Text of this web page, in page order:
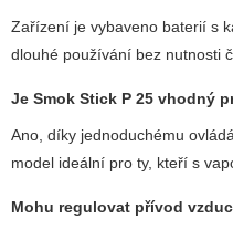
Zařízení je vybaveno baterií s
dlouhé používání bez nutnosti
Je Smok Stick P 25 vhodný
Ano, díky jednoduchému
model ideální pro ty, kteří s
Mohu regulovat přívod